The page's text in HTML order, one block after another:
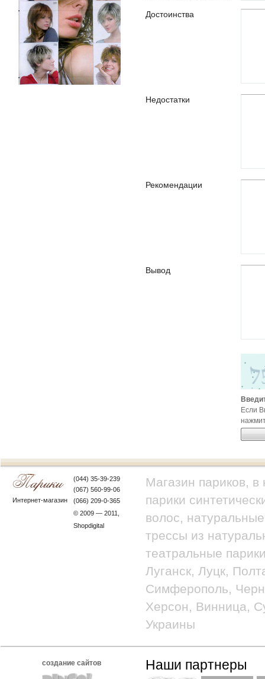
Достоинства
Недостатки
Рекомендации
Вывод
Если
Интернет-магазин
(044) 35-39-239
(067) 560-99-06
(066) 209-0-365
© 2009 — 2011,
Shopdigital
Магазин париков,
парики
волос,
трессы из
театральные
Луганск, Луцк,
Симферополь,
Херсон, Винница,
Украины
создание сайтов Наши партнеры